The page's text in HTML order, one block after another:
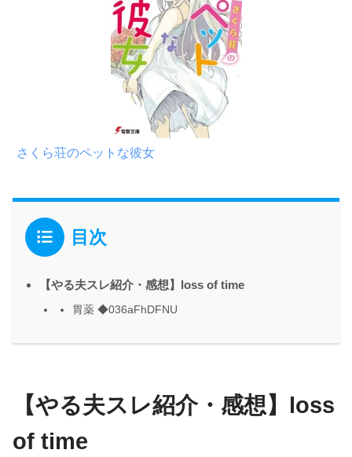
さくら荘のペットな彼女
目次
【やる夫スレ紹介・感想】loss of time
胃薬 ◆036aFhDFNU
【やる夫スレ紹介・感想】loss
of time